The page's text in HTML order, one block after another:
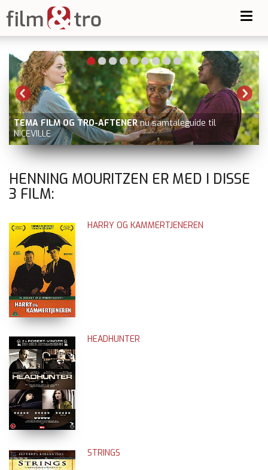
TEMA FILM OG TRO-AFTENER nu samtaleguide til
NICEVILLE
HENNING MOURITZEN ER MED I DISSE
3 FILM:
HARRY OG KAMMERTJENEREN
HEADHUNTER
STRINGS